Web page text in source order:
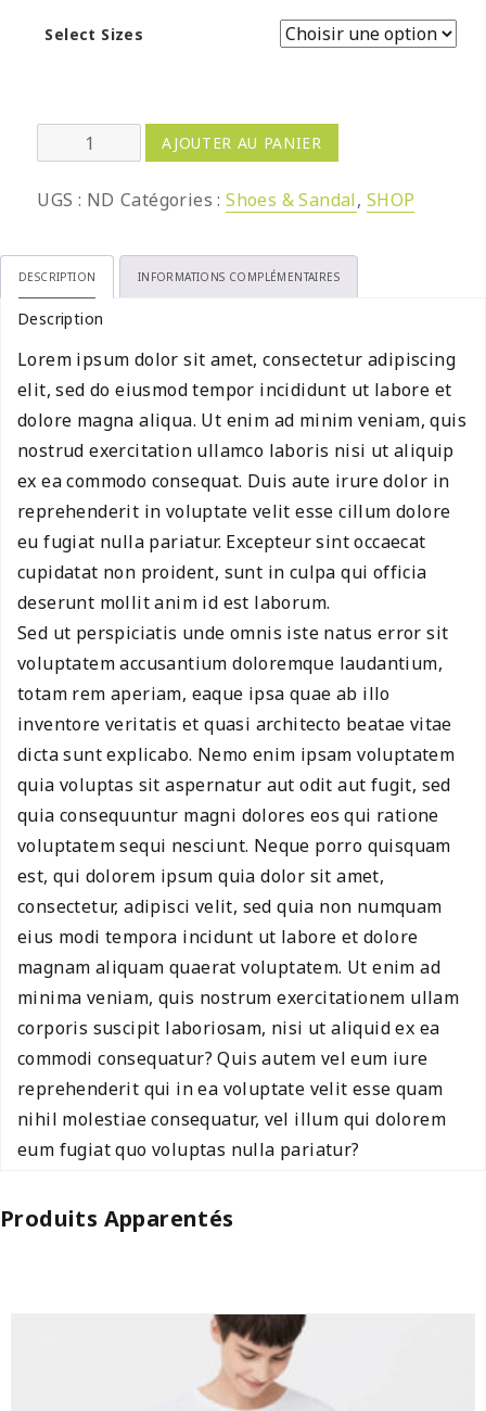
Select Sizes
quantité
de
Leather
Boots
AJOUTER AU PANIER
UGS : ND Catégories :Shoes & Sandal, SHOP
DESCRIPTION INFORMATIONS COMPLÉMENTAIRES
Description
Lorem ipsum dolor sit amet, consectetur adipiscing
elit, sed do eiusmod tempor incididunt ut labore et
dolore magna aliqua. Ut enim ad minim veniam, quis
nostrud exercitation ullamco laboris nisi ut aliquip
ex ea commodo consequat. Duis aute irure dolor in
reprehenderit in voluptate velit esse cillum dolore
eu fugiat nulla pariatur. Excepteur sint occaecat
cupidatat non proident, sunt in culpa qui officia
deserunt mollit anim id est laborum.
Sed ut perspiciatis unde omnis iste natus error sit
voluptatem accusantium doloremque laudantium,
totam rem aperiam, eaque ipsa quae ab illo
inventore veritatis et quasi architecto beatae vitae
dicta sunt explicabo. Nemo enim ipsam voluptatem
quia voluptas sit aspernatur aut odit aut fugit, sed
quia consequuntur magni dolores eos qui ratione
voluptatem sequi nesciunt. Neque porro quisquam
est, qui dolorem ipsum quia dolor sit amet,
consectetur, adipisci velit, sed quia non numquam
eius modi tempora incidunt ut labore et dolore
magnam aliquam quaerat voluptatem. Ut enim ad
minima veniam, quis nostrum exercitationem ullam
corporis suscipit laboriosam, nisi ut aliquid ex ea
commodi consequatur? Quis autem vel eum iure
reprehenderit qui in ea voluptate velit esse quam
nihil molestiae consequatur, vel illum qui dolorem
eum fugiat quo voluptas nulla pariatur?
Produits Apparentés